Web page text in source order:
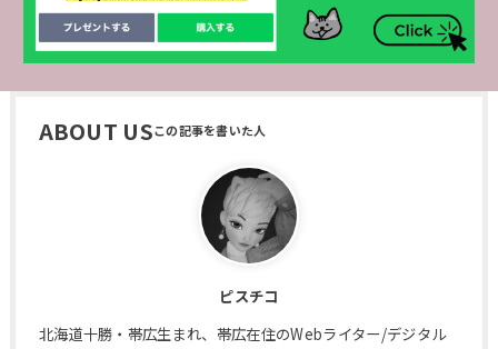
ABOUT US
ピスチコ
北海道十勝・帯広生まれ、帯広在住のWebライター/デジタル